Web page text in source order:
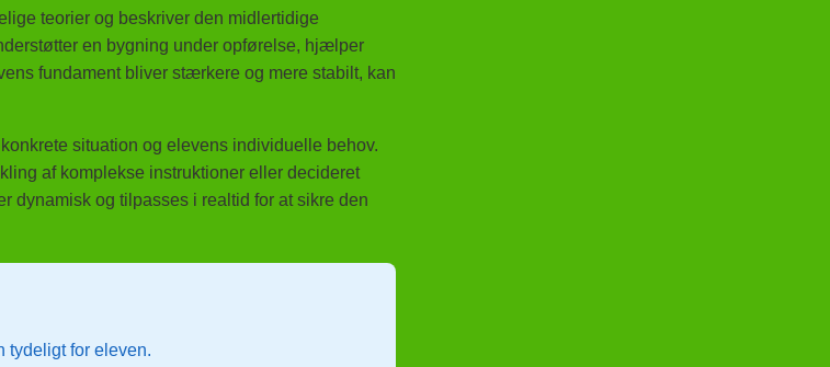
teorier og beskriver den midlertidige
en bygning under opførelse, hjælper
fundament bliver stærkere og mere stabilt, kan
situation og elevens individuelle behov.
af komplekse instruktioner eller decideret
dynamisk og tilpasses i realtid for at sikre den
tydeligt for eleven.